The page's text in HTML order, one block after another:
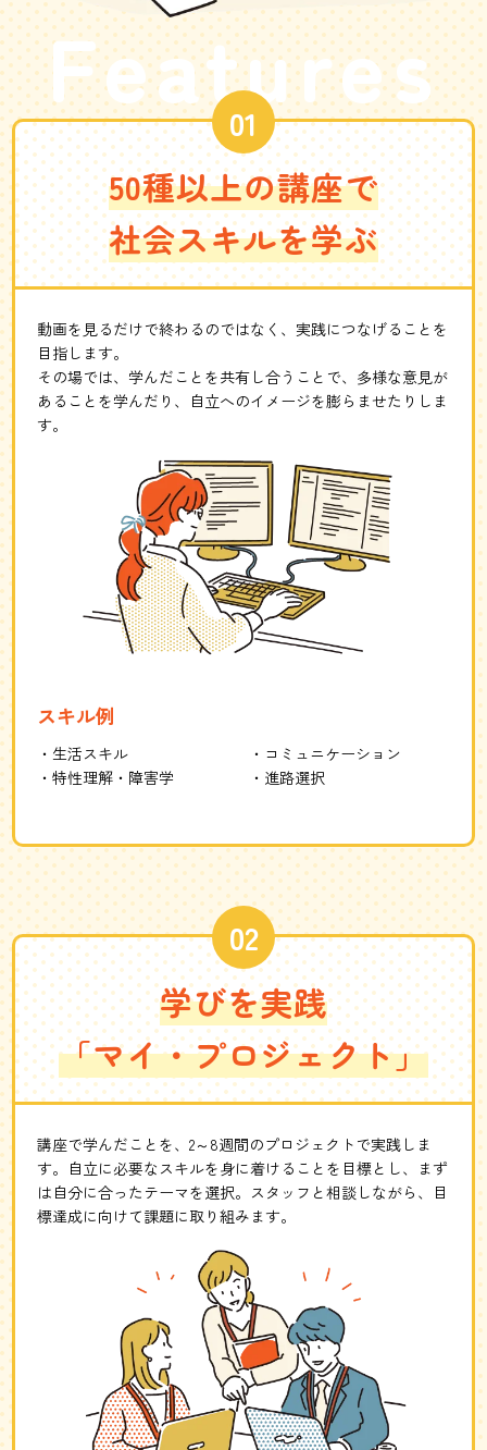
Features
50種以上の講座で
社会スキルを学ぶ
動画を見るだけで終わるのではなく、実践につなげることを
目指します。
その場では、学んだことを共有し合うことで、多様な意見が
あることを学んだり、自立へのイメージを膨らませたりしま
す。
スキル例
生活スキル
コミュニケーション
特性理解・障害学
進路選択
学びを実践
「マイ・プロジェクト」
講座で学んだことを、2～8週間のプロジェクトで実践しま
す。自立に必要なスキルを身に着けることを目標とし、まず
は自分に合ったテーマを選択。スタッフと相談しながら、目
標達成に向けて課題に取り組みます。